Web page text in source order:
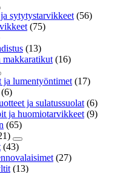
sytytystarvikkeet (56)
(75)
(13)
makkaratikut (16)
lumentyöntimet (17)
(6)
ja sulatussuolat (6)
ja huomiotarvikkeet (9)
(65)
(43)
(27)
(13)